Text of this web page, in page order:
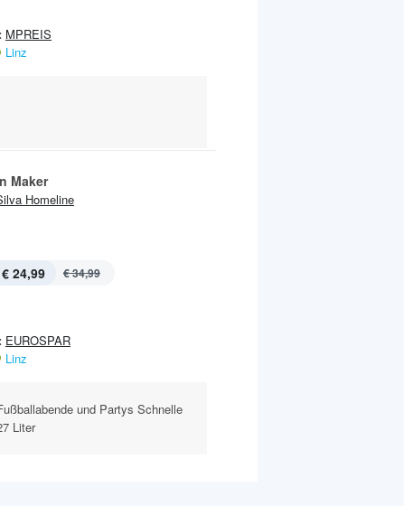
MPREIS
Linz
Maker
Homeline
€ 24,99 € 34,99
EUROSPAR
Linz
und Partys Schnelle
Liter